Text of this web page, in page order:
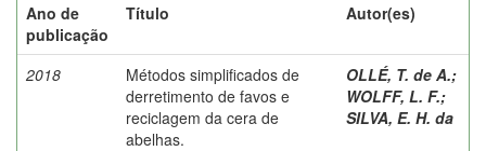
Ano de
publicação
Título Autor(es)
2018
Métodos simplificados de
derretimento de favos e
reciclagem da cera de
abelhas.
OLLÉ, T. de A.;
WOLFF, L. F.;
SILVA, E. H. da